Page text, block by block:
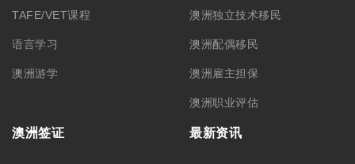
TAFE/VET课程
语言学习
澳洲游学
澳洲独立技术移民
澳洲配偶移民
澳洲雇主担保
澳洲职业评估
澳洲签证 最新资讯